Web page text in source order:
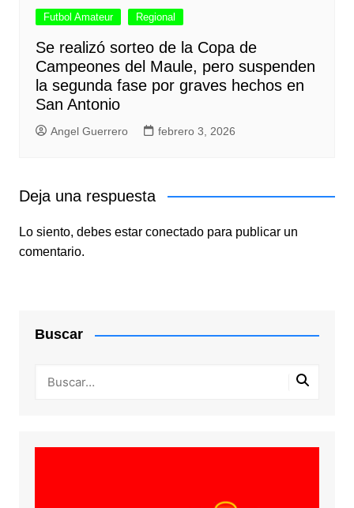
Futbol Amateur Regional
Se realizó sorteo de la Copa de
Campeones del Maule, pero suspenden
la segunda fase por graves hechos en
San Antonio
Angel Guerrero febrero 3, 2026
Deja una respuesta
Lo siento, debes estar conectadopara publicar un
comentario.
Buscar